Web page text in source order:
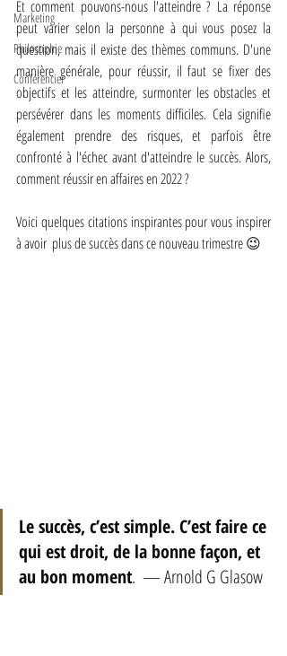
Marketing
Philosophie
Conférencier
Et comment pouvons-nous l'atteindre ? La réponse
peut varier selon la personne à qui vous posez la
question, mais il existe des thèmes communs. D'une
manière générale, pour réussir, il faut se fixer des
objectifs et les atteindre, surmonter les obstacles et
persévérer dans les moments difficiles. Cela signifie
également prendre des risques, et parfois être
confronté à l'échec avant d'atteindre le succès. Alors,
comment réussir en affaires en 2022 ?
Voici quelques citations inspirantes pour vous inspirer
à avoir  plus de succès dans ce nouveau trimestre 😉
Le succès, c’est simple. C’est faire ce
qui est droit, de la bonne façon, et
au bon moment.  — Arnold G Glasow